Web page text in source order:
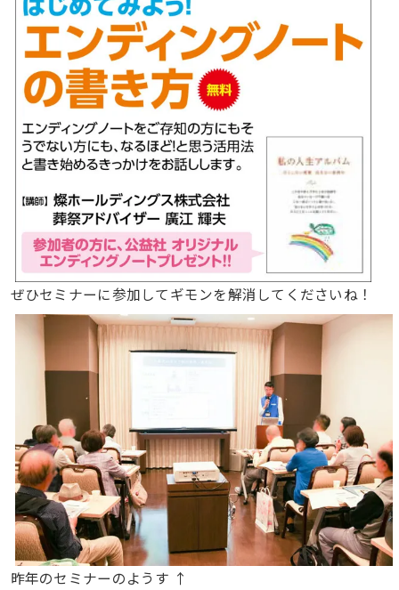
ぜひセミナーに参加してギモンを解消してくださいね！
昨年のセミナーのようす ↑